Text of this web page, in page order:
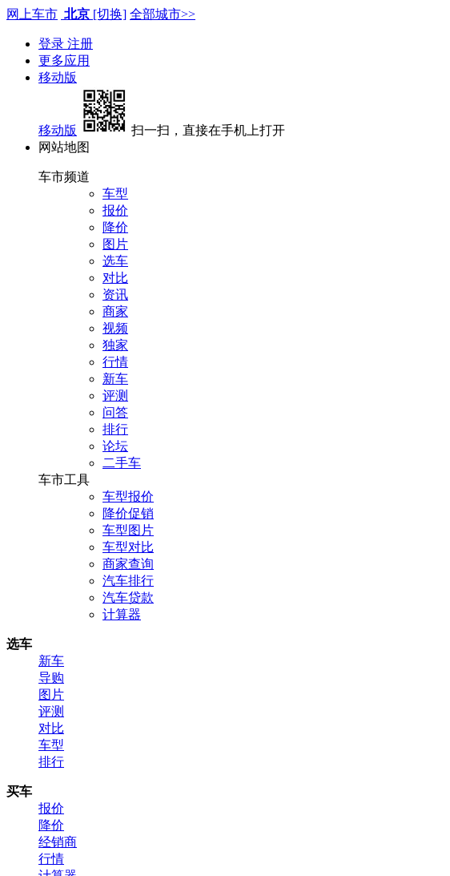
网上车市 北京 [切换] 全部城市>>
登录 注册
更多应用
移动版
移动版
扫一扫，直接在手机上打开
网站地图
车市频道
车型
报价
降价
图片
选车
对比
资讯
商家
视频
独家
行情
新车
评测
问答
排行
论坛
二手车
车市工具
车型报价
降价促销
车型图片
车型对比
商家查询
汽车排行
汽车贷款
计算器
选车
新车
导购
图片
评测
对比
车型
排行
买车
报价
降价
经销商
行情